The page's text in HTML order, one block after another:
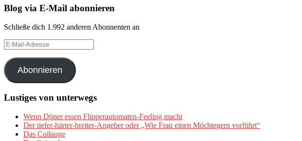
Blog via E-Mail abonnieren
Schließe dich 1.992 anderen Abonnenten an
E-
Mail-
Adresse
Abonnieren
Lustiges von unterwegs
Wenn Döner essen Flipperautomaten-Feeling macht
Der tiefer-härter-breiter-Angeber oder „Wie Frau einen Möchtegern vorführt“
Das Coilauge